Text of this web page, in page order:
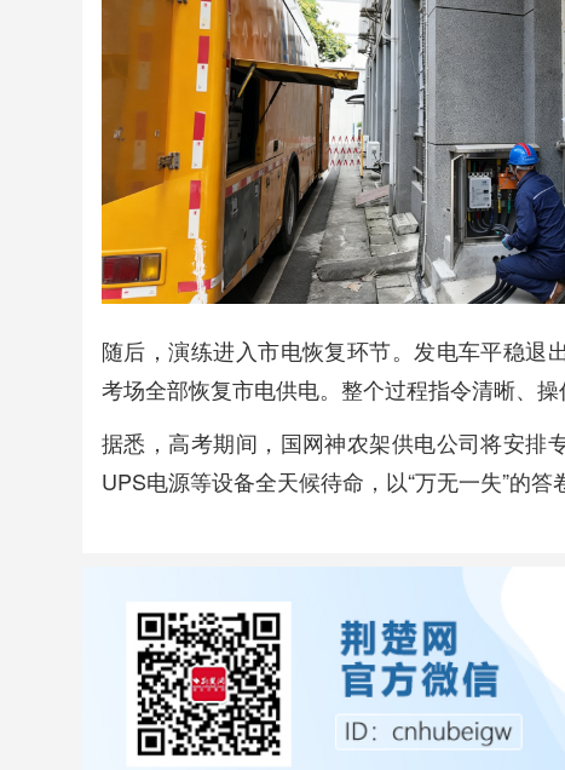
随后，演练进入市电恢复环节。发电车平稳退
考场全部恢复市电供电。整个过程指令清晰、操
据悉，高考期间，国网神农架供电公司将安排
UPS电源等设备全天候待命，以“万无一失”的答